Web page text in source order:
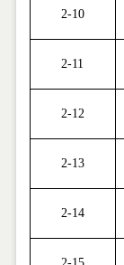
2-10
2-11
2-12
2-13
2-14